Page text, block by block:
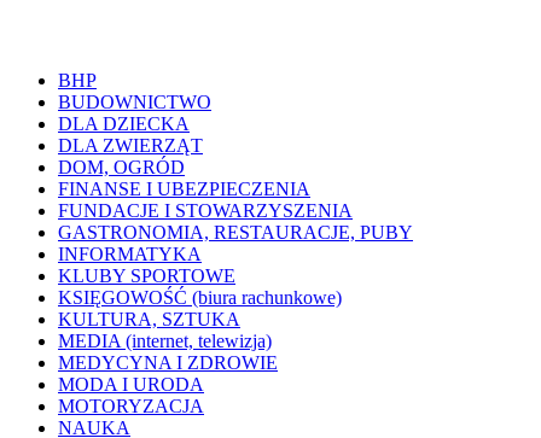
BHP
BUDOWNICTWO
DLA DZIECKA
DLA ZWIERZĄT
DOM, OGRÓD
FINANSE I UBEZPIECZENIA
FUNDACJE I STOWARZYSZENIA
GASTRONOMIA, RESTAURACJE, PUBY
INFORMATYKA
KLUBY SPORTOWE
KSIĘGOWOŚĆ (biura rachunkowe)
KULTURA, SZTUKA
MEDIA (internet, telewizja)
MEDYCYNA I ZDROWIE
MODA I URODA
MOTORYZACJA
NAUKA